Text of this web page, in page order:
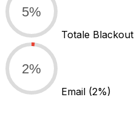
5%
Totale Blackout
2%
Email (2%)